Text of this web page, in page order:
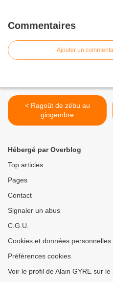
Commentaires
Ajouter un
< Ragoût de zébu au
gingembre
Hébergé par Overblog
Top articles
Pages
Contact
Signaler un abus
C.G.U.
Cookies et données personnelles
Préférences cookies
Voir le profil de Alain GYRE sur